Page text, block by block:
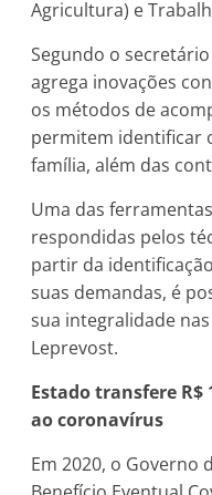
Agricultura) e
Segundo o
agrega inovações
os métodos de
permitem identificar
família, além das
Uma das
respondidas pelos
partir da
suas demandas, é
sua integralidade
Leprevost.
Estado transfere
ao coronavírus
Em 2020, o Governo